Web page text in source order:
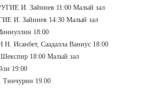
И. Зайниев 11:00 Малый зал
И. Зай­ниев 14:30 Малый зал
18:00
Саадалла Ваннус 18:00
18:00 Малый зал
19:00
19.00